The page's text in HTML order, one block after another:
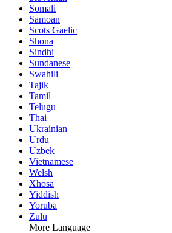
Somali
Samoan
Scots Gaelic
Shona
Sindhi
Sundanese
Swahili
Tajik
Tamil
Telugu
Thai
Ukrainian
Urdu
Uzbek
Vietnamese
Welsh
Xhosa
Yiddish
Yoruba
Zulu
More Language